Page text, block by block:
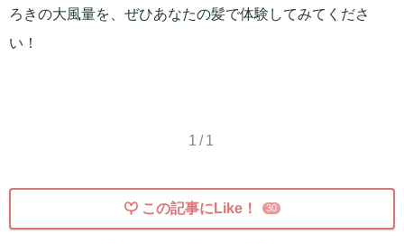
ろきの大風量を、ぜひあなたの髪で体験してみてくださ
い！
1/1
この記事にLike！ 30